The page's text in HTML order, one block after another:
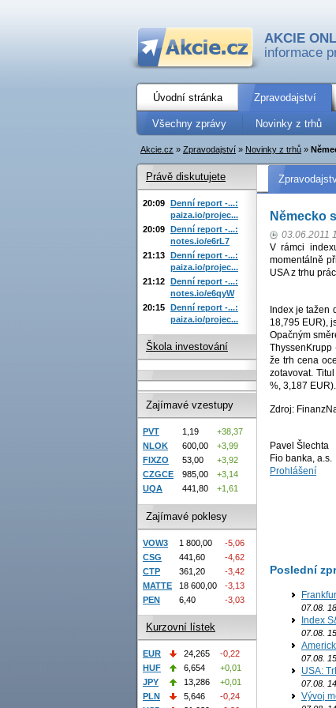
AKCIE
informace
Úvodní stránka Zpravodajství
Všechny zprávy Novinky z trhů
Akcie.cz » Zpravodajství » Novinky z trhů »
Německo
03.06.2011
V rámci
momentálně
USA z trhu
Index je tažen
18,795 EUR),
Opačným
ThyssenKrupp
že trh cena
zotavovat.
%, 3,187 EUR).
Zdroj:
Pavel Šlechta
Fio banka, a.s.
Prohlášení
Poslední
07.08.
Index
07.08.
07.08.
USA:
07.08.
Vývoj
Právě diskutujete
20:09 Denní report -...:
paiza.io/projec...
20:09 Denní report -...:
notes.io/e6rL7
21:13 Denní report -...:
paiza.io/projec...
21:12 Denní report -...:
notes.io/e6qyW
20:15 Denní report -...:
paiza.io/projec...
Škola investování
Zajímavé vzestupy
PVT 1,19
+38,37
NLOK
600,00
+3,99
FIXZO
53,00
+3,92
CZGCE
985,00
+3,14
UQA
441,80 +1,61
Zajímavé poklesy
VOW3 1 800,00
-5,06
CSG
441,60
-4,62
CTP
361,20
-3,42
MATTE
18 600,00
-3,13
PEN
6,40 -3,03
Kurzovní lístek
EUR 24,265
-0,22
HUF
6,654
+0,01
JPY
13,286
+0,01
PLN
5,646
-0,24